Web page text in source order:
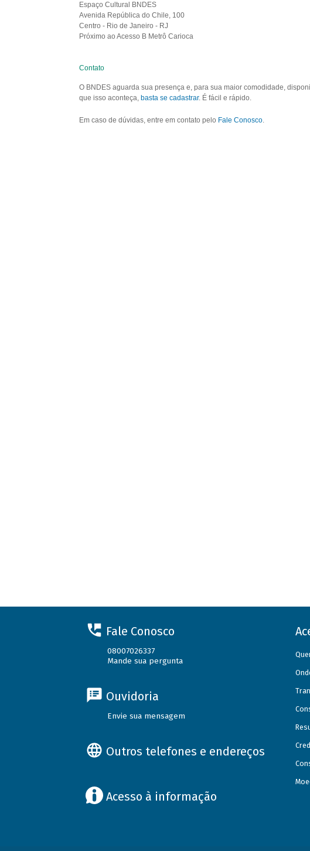
Espaço Cultural BNDES
Avenida República do Chile, 100
Centro - Rio de Janeiro - RJ
Próximo ao Acesso B Metrô Carioca
Contato
O BNDES aguarda sua presença e, para sua maior comodidade,
que isso aconteça, basta se cadastrar. É fácil e rápido.
Em caso de dúvidas, entre em contato pelo Fale Conosco.
Fale Conosco
08007026337
Mande sua pergunta
Ouvidoria
Envie sua mensagem
Outros telefones e endereços
Acesso à informação